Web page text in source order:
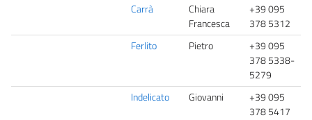
Carrà
Chiara
Francesca
+39 095
378 5312
Ferlito
Pietro
+39 095
378 5338-
5279
Indelicato
Giovanni
+39 095
378 5417